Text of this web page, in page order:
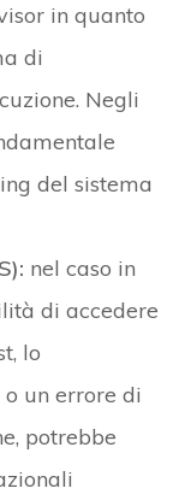
in quanto
di
Negli
del sistema
nel caso in
di accedere
lo
un errore di
potrebbe